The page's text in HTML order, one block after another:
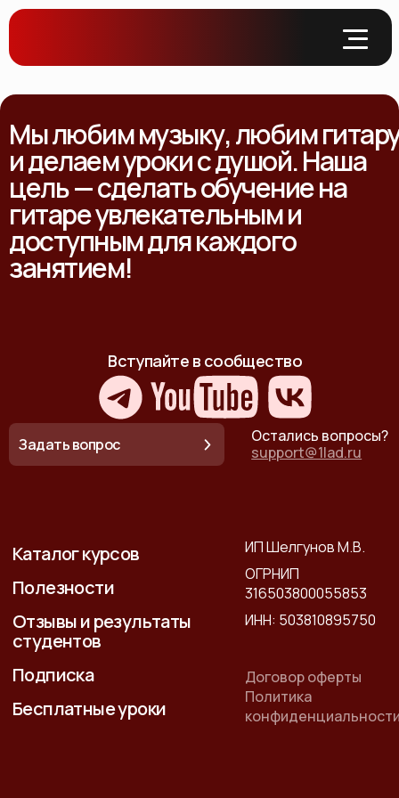
Мы любим музыку, любим
и делаем уроки с душой. Наша
цель — сделать обучение на
гитаре увлекательным и
доступным для каждого
занятием!
Вступайте в сообщество
Остались вопросы?
support@1lad.ru
Задать вопрос
Каталог курсов
Полезности
Отзывы и результаты
студентов
Подписка
Бесплатные уроки
ИП Шелгунов М.В.
ОГРНИП
316503800055853
ИНН: 503810895750
Договор оферты
Политика